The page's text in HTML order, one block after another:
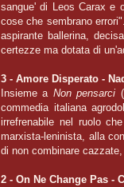
sangue' di Leos Carax e
cose che sembrano
aspirante ballerina,
certezze ma dotata di
3 - Amore Disperato -
Insieme a Non pensarci
commedia italiana
irrefrenabile nel ruolo
marxista-leninista, alla
di non combinare
2 - On Ne Change Pas -